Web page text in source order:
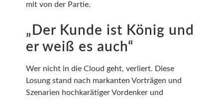
mit von der Partie.
„Der Kunde ist König und
er weiß es auch“
Wer nicht in die Cloud geht, verliert. Diese
Losung stand nach markanten Vorträgen und
Szenarien hochkarätiger Vordenker und